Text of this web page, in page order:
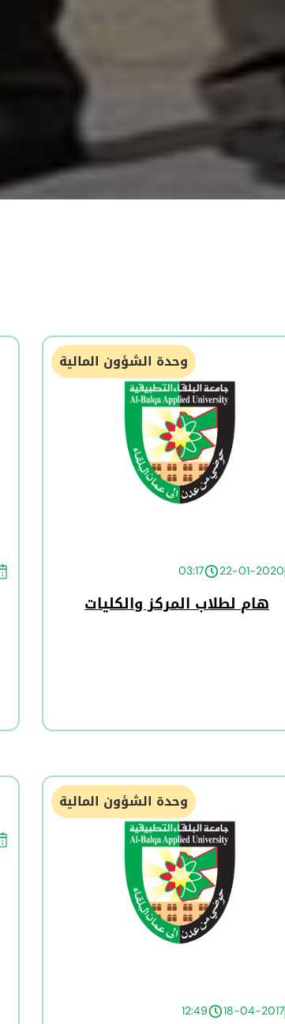
وحدة الشؤون المالية
22-01-2020
03:17
هام لطلاب المركز والكليات
وحدة الشؤون المالية
18-04-2017
12:49